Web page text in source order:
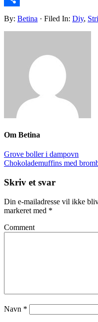
Share
By: Betina · Filed In: Diy,
Om Betina
Grove boller i dampovn
Chokolademuffins med
Skriv et svar
Din e-mailadresse vil ikke
markeret med *
Comment
Navn *